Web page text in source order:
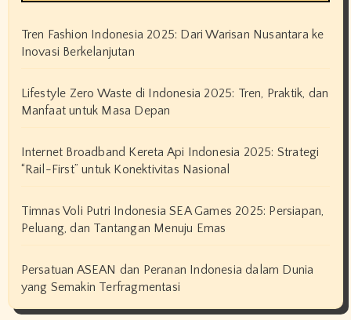
Tren Fashion Indonesia 2025: Dari Warisan Nusantara ke
Inovasi Berkelanjutan
Lifestyle Zero Waste di Indonesia 2025: Tren, Praktik, dan
Manfaat untuk Masa Depan
Internet Broadband Kereta Api Indonesia 2025: Strategi
“Rail-First” untuk Konektivitas Nasional
Timnas Voli Putri Indonesia SEA Games 2025: Persiapan,
Peluang, dan Tantangan Menuju Emas
Persatuan ASEAN dan Peranan Indonesia dalam Dunia
yang Semakin Terfragmentasi